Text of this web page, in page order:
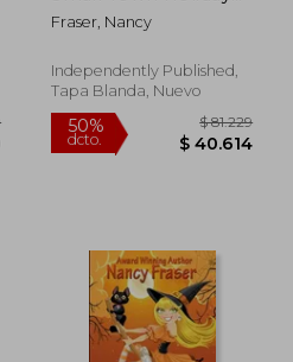
Romances (en Inglés)
Fraser, Nancy
Independently Published,
Tapa Blanda, Nuevo